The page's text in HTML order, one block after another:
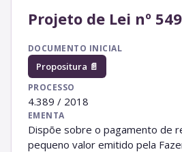
Projeto de Lei nº
DOCUMENTO INICIAL
Propositura 📄
PROCESSO
4.389 / 2018
EMENTA
Dispõe sobre o pagamento de
pequeno valor emitido pela